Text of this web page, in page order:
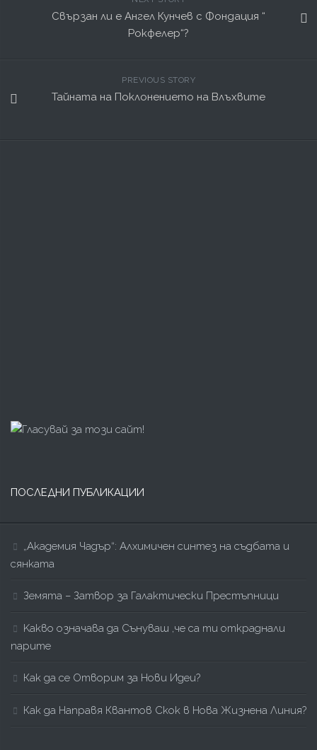
Свързан ли е Ангел Кунчев с Фондация “
Рокфелер“?
PREVIOUS STORY
Тайната на Поклонението на Влъхвите
ПОСЛЕДНИ ПУБЛИКАЦИИ
„Академия Чадър“: Алхимичен синтез на съдбата и
сянката
Земята – Затвор за Галактически Престъпници
Kакво означава да Сънуваш ,че са ти откраднали
парите
Как да се Отворим за Нови Идеи?
Как да Направя Квантов Скок в Нова Жизнена Линия?